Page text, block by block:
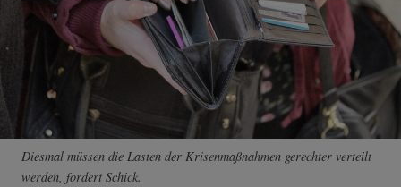
Diesmal müssen die Lasten der Krisenmaßnahmen gerechter verteilt
werden, fordert Schick.